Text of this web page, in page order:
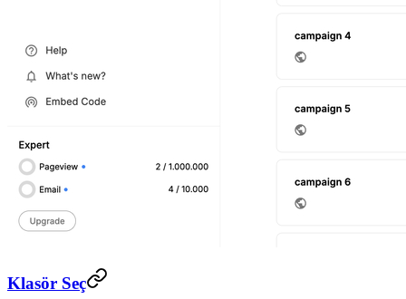
Klasör Seç